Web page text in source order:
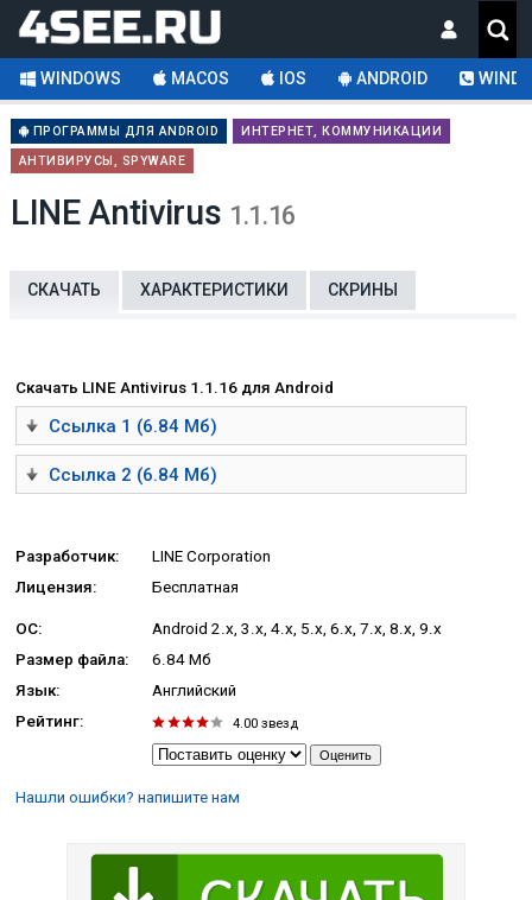
WINDOWS MACOS IOS ANDROID
ПРОГРАММЫ ДЛЯ ANDROID
ИНТЕРНЕТ, КОММУНИКАЦИИ
АНТИВИРУСЫ, SPYWARE
LINE Antivirus 1.1.16
СКАЧАТЬ ХАРАКТЕРИСТИКИ СКРИНЫ
Скачать LINE Antivirus 1.1.16 для Android
Ссылка 1 (6.84 Мб)
Ссылка 2 (6.84 Мб)
Разработчик:
LINE Corporation
Лицензия:
Бесплатная
ОС:
Android 2.x, 3.x, 4.x, 5.x, 6.x, 7.x, 8.x, 9.x
Размер файла:
6.84 Мб
Язык:
Английский
Рейтинг:
4.00 звезд
Нашли ошибки? напишите нам